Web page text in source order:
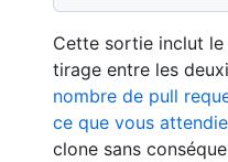
Cette sortie inclut
tirage entre les
nombre de pull
ce que vous
clone sans